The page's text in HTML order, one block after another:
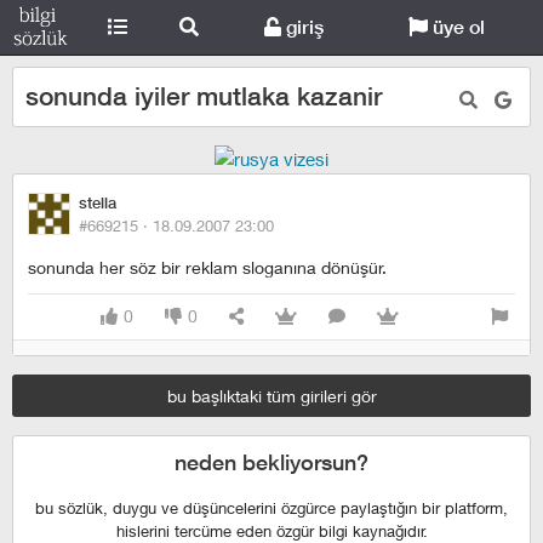
giriş üye ol
sonunda iyiler mutlaka kazanir
stella
#669215 · 18.09.2007 23:00
sonunda her söz bir reklam sloganına dönüşür.
0 0
bu başlıktaki tüm girileri gör
neden bekliyorsun?
bu sözlük, duygu ve düşüncelerini özgürce paylaştığın bir platform,
hislerini tercüme eden özgür bilgi kaynağıdır.